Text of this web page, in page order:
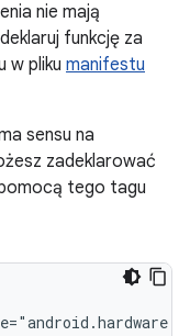
nie mają
funkcję za
w pliku manifestu
sensu na
zadeklarować
tego tagu